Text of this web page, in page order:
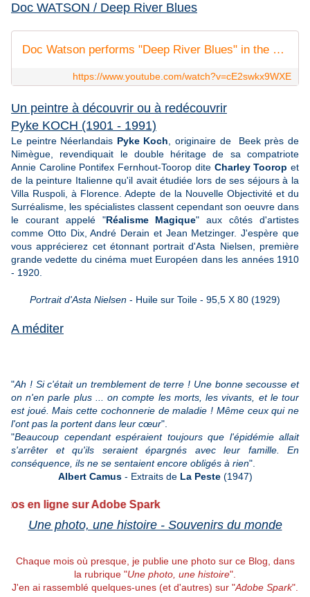
Doc WATSON / Deep River Blues
Doc Watson performs "Deep River Blues" in the DVD "Doc's Guitar: Fingerpicking & Flatpicking"
https://www.youtube.com/watch?v=cE2swkx9WXE
Un peintre à découvrir ou à redécouvrir
Pyke KOCH (1901 - 1991)
Le peintre Néerlandais Pyke Koch , originaire de
Beek près de
Nimègue, revendiquait le double héritage de sa compatriote
Annie Caroline Pontifex Fernhout-Toorop dite Charley Toorop et
de la peinture Italienne qu'il avait étudiée lors de ses séjours à la
Villa Ruspoli, à Florence. Adepte de la Nouvelle Objectivité et du
Surréalisme, les spécialistes classent cependant son oeuvre dans
le courant appelé "Réalisme Magique" aux côtés d'artistes
comme Otto Dix, André Derain et Jean Metzinger. J'espère que
vous apprécierez cet étonnant portrait d'Asta Nielsen, première
grande vedette du cinéma muet Européen dans les années 1910
- 1920.
Portrait d'Asta Nielsen - Huile sur Toile - 95,5 X 80 (1929)
A méditer
"Ah ! Si c'était un tremblement de terre ! Une bonne secousse et
on n'en parle plus ... on compte les morts, les vivants, et le tour
est joué. Mais cette cochonnerie de maladie ! Même ceux qui ne
l'ont pas la portent dans leur cœur".
"Beaucoup cependant espéraient toujours que l'épidémie allait
s'arrêter et qu'ils seraient épargnés avec leur famille. En
conséquence, ils ne se sentaient encore obligés à rien".
Albert Camus - Extraits de La Peste (1947)
sur Adobe Spark
Une photo, une histoire - Souvenirs du monde
Chaque mois où presque, je publie une photo sur ce Blog, dans
la rubrique "Une photo, une histoire".
J'en ai rassemblé quelques-unes (et d'autres) sur "Adobe Spark".